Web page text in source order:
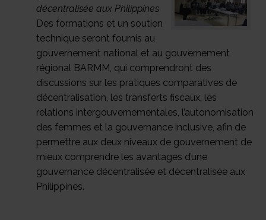
décentralisée aux Philippines
Des formations et un soutien
technique seront fournis au
gouvernement national et au gouvernement
régional BARMM, qui comprendront des
discussions sur les pratiques comparatives de
décentralisation, les transferts fiscaux, les
relations intergouvernementales, l’autonomisation
des femmes et la gouvernance inclusive, afin de
permettre aux deux niveaux de gouvernement de
mieux comprendre les avantages d’une
gouvernance décentralisée et décentralisée aux
Philippines.